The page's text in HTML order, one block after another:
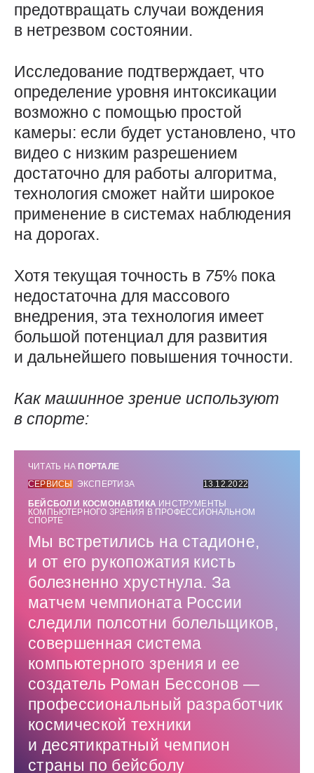
предотвращать случаи вождения
в нетрезвом состоянии.
Исследование подтверждает, что
определение уровня интоксикации
возможно с помощью простой
камеры: если будет установлено, что
видео с низким разрешением
достаточно для работы алгоритма,
технология сможет найти широкое
применение в системах наблюдения
на дорогах.
Хотя текущая точность в 75% пока
недостаточна для массового
внедрения, эта технология имеет
большой потенциал для развития
и дальнейшего повышения точности.
Как машинное зрение используют
в спорте:
ЧИТАТЬ НА ПОРТАЛЕ
СЕРВИСЫ
ЭКСПЕРТИЗА
13.12.2022
БЕЙСБОЛ И КОСМОНАВТИКА ИНСТРУМЕНТЫ
КОМПЬЮТЕРНОГО ЗРЕНИЯ В ПРОФЕССИОНАЛЬНОМ
СПОРТЕ
Мы встретились на стадионе,
и от его рукопожатия кисть
болезненно хрустнула. За
матчем чемпионата России
следили полсотни болельщиков,
совершенная система
компьютерного зрения и ее
создатель Роман Бессонов — ​
профессиональный разработчик
космической техники
и десятикратный чемпион
страны по бейсболу